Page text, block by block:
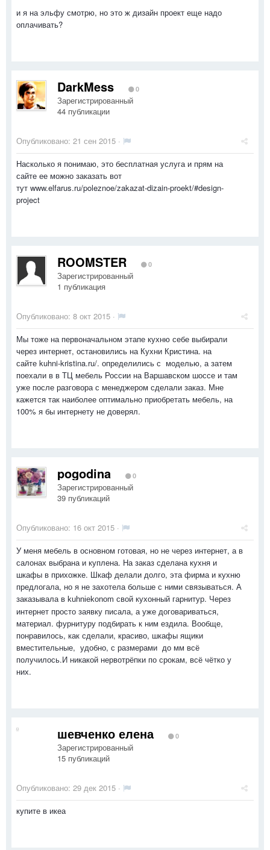
и я на эльфу смотрю, но это ж дизайн проект еще надо
оплачивать?
DarkMess 0
Зарегистрированный
44 публикации
Опубликовано: 21 сен 2015 ·
Насколько я понимаю, это бесплатная услуга и прям на
сайте ее можно заказать вот
тут www.elfarus.ru/poleznoe/zakazat-dizain-proekt/#design-
project
ROOMSTER 0
Зарегистрированный
1 публикация
Опубликовано: 8 окт 2015 ·
Мы тоже на первоначальном этапе кухню себе выбирали
через интернет, остановились на Кухни Кристина. на
сайте kuhni-kristina.ru/. определились с моделью, а затем
поехали в в ТЦ мебель России на Варшавском шоссе и там
уже после разговора с менеджером сделали заказ. Мне
кажется так наиболее оптимально приобретать мебель, на
100% я бы интернету не доверял.
pogodina 0
Зарегистрированный
39 публикаций
Опубликовано: 16 окт 2015 ·
У меня мебель в основном готовая, но не через интернет, а в
салонах выбрана и куплена. На заказ сделана кухня и
шкафы в прихожке. Шкаф делали долго, эта фирма и кухню
предлогала, но я не захотела больше с ними связываться. А
заказывала в kuhniekonom свой кухонный гарнитур. Через
интернет просто заявку писала, а уже договариваться,
материал. фурнитуру подбирать к ним ездила. Вообще,
понравилось, как сделали, красиво, шкафы ящики
вместительные, удобно, с размерами до мм всё
получилось.И никакой нервотрёпки по срокам, всё чётко у
них.
шевченко елена 0
Зарегистрированный
15 публикаций
Опубликовано: 29 дек 2015 ·
купите в икеа